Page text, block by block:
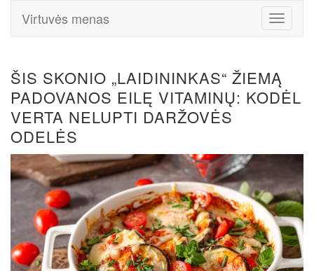
Toggle
Virtuvės menas
ŠIS SKONIO „LAIDININKAS“ ŽIEMĄ
PADOVANOS EILĘ VITAMINŲ: KODĖL
VERTA NELUPTI DARŽOVĖS
ODELĖS